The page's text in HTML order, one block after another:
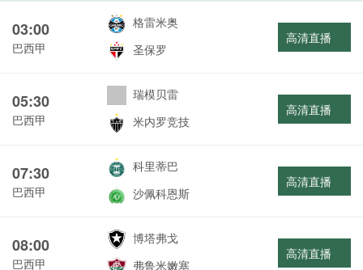
03:00
巴西甲
格雷米奥
圣保罗
高清直播
05:30
巴西甲
瑞模贝雷
米内罗竞技
高清直播
07:30
巴西甲
科里蒂巴
沙佩科恩斯
高清直播
08:00
巴西甲
博塔弗戈
弗鲁米嫩塞
高清直播